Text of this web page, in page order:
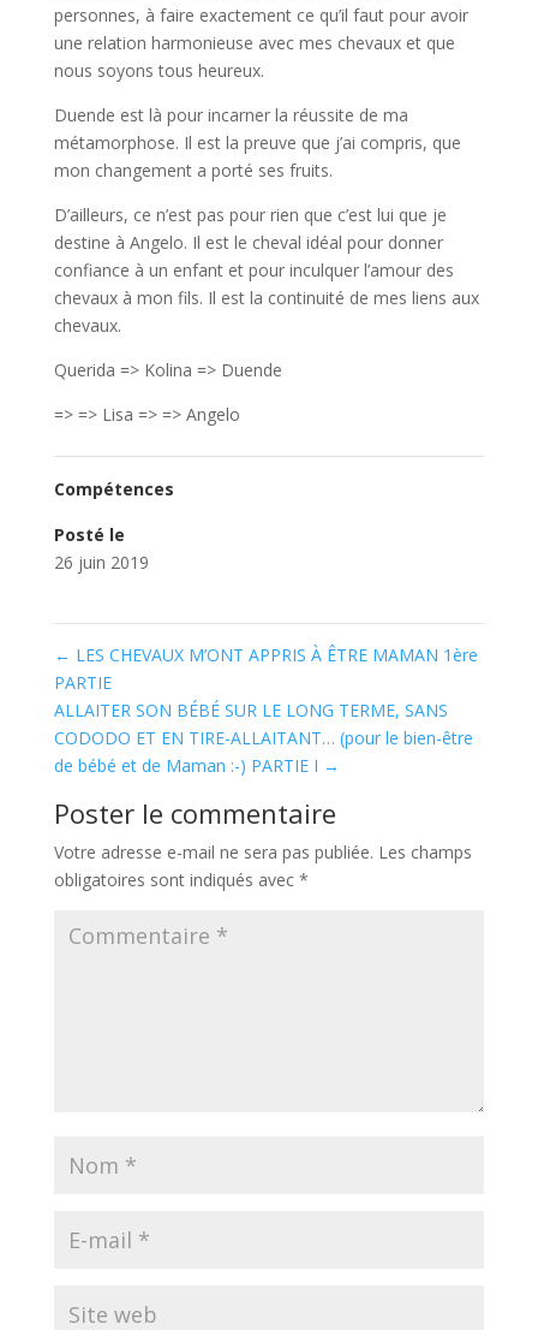
personnes, à faire exactement ce qu’il faut pour avoir
une relation harmonieuse avec mes chevaux et que
nous soyons tous heureux.
Duende est là pour incarner la réussite de ma
métamorphose. Il est la preuve que j’ai compris, que
mon changement a porté ses fruits.
D’ailleurs, ce n’est pas pour rien que c’est lui que je
destine à Angelo. Il est le cheval idéal pour donner
confiance à un enfant et pour inculquer l’amour des
chevaux à mon fils. Il est la continuité de mes liens aux
chevaux.
Querida => Kolina => Duende
=> => Lisa => => Angelo
Compétences
Posté le
26 juin 2019
← LES CHEVAUX M’ONT APPRIS À ÊTRE MAMAN 1ère
PARTIE
ALLAITER SON BÉBÉ SUR LE LONG TERME, SANS
CODODO ET EN TIRE-ALLAITANT… (pour le bien-être
de bébé et de Maman :-) PARTIE I →
Poster le commentaire
Votre adresse e-mail ne sera pas publiée. Les champs
obligatoires sont indiqués avec *